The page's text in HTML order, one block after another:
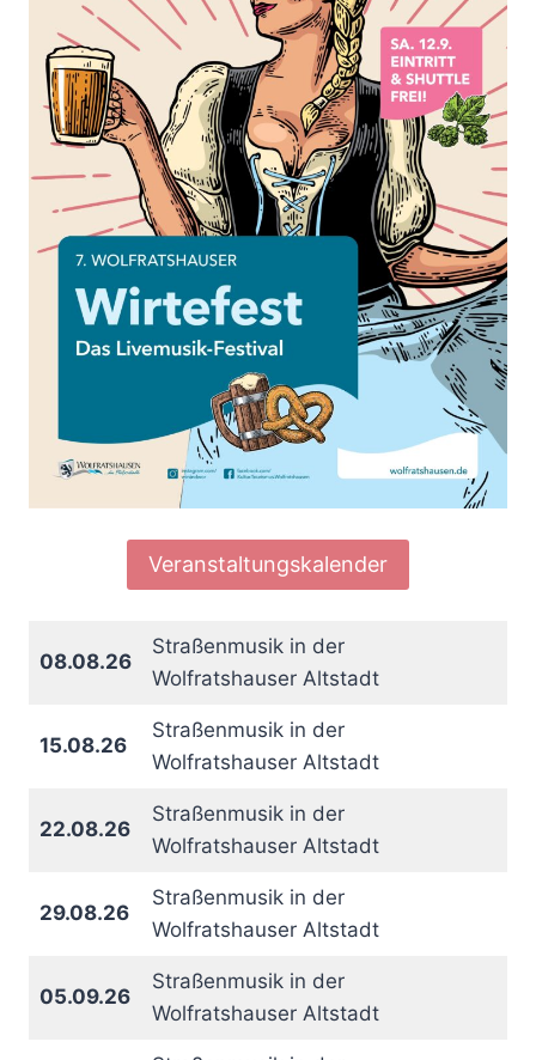
Veranstaltungskalender
08.08.26
Straßenmusik in der
Wolfratshauser Altstadt
15.08.26
Straßenmusik in der
Wolfratshauser Altstadt
22.08.26
Straßenmusik in der
Wolfratshauser Altstadt
29.08.26
Straßenmusik in der
Wolfratshauser Altstadt
05.09.26
Straßenmusik in der
Wolfratshauser Altstadt